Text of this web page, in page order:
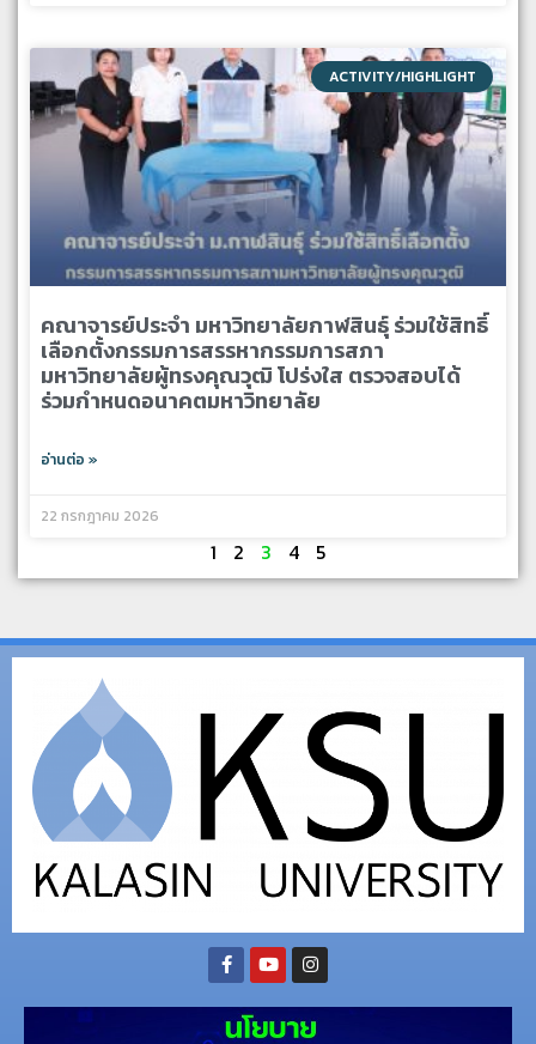
ACTIVITY/HIGHLIGHT
คณาจารย์ประจำ มหาวิทยาลัยกาฬสินธุ์ ร่วมใช้สิทธิ์
เลือกตั้งกรรมการสรรหากรรมการสภา
มหาวิทยาลัยผู้ทรงคุณวุฒิ โปร่งใส ตรวจสอบได้
ร่วมกำหนดอนาคตมหาวิทยาลัย
อ่านต่อ »
22 กรกฎาคม 2026
1 2 3 4 5